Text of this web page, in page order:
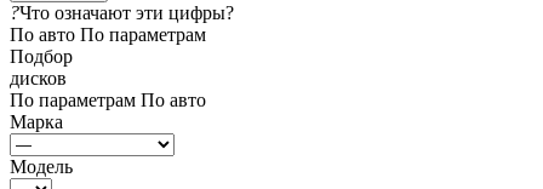
?Что означают эти цифры?
По авто По параметрам
Подбор
дисков
По параметрам По авто
Марка
Модель